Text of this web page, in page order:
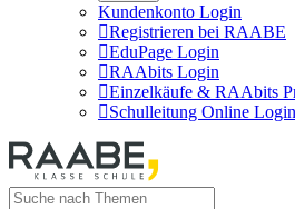
Kundenkonto Login
Registrieren bei RAABE
EduPage Login
RAAbits Login
Einzelkäufe & RAAbits
Schulleitung Online Login